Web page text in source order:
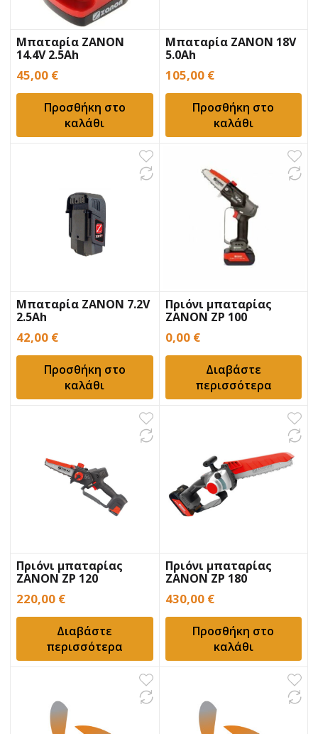
Μπαταρία ZANON
14.4V 2.5Ah
45,00 €
Προσθήκη στο
καλάθι
Μπαταρία ZANON 18V
5.0Ah
105,00 €
Προσθήκη στο
καλάθι
Μπαταρία ZANON 7.2V
2.5Ah
42,00 €
Προσθήκη στο
καλάθι
Πριόνι μπαταρίας
ZANON ZP 100
0,00 €
Διαβάστε
περισσότερα
Πριόνι μπαταρίας
ZANON ZP 120
220,00 €
Διαβάστε
περισσότερα
Πριόνι μπαταρίας
ZANON ZP 180
430,00 €
Προσθήκη στο
καλάθι